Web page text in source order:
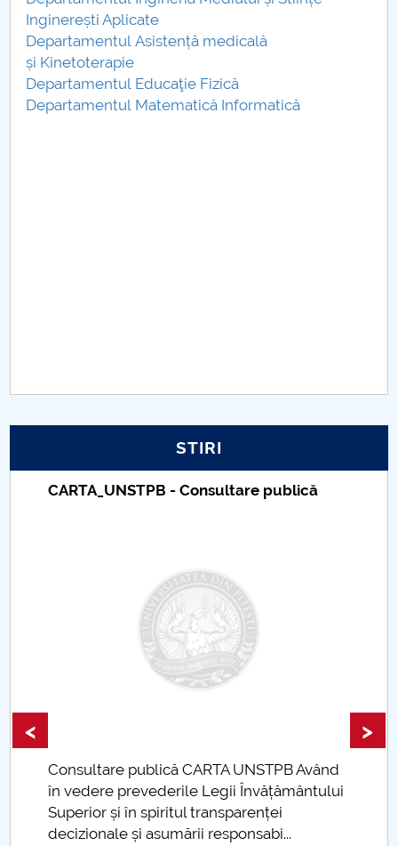
Nr. de telefon si adrese Facultăți
Admitere
Relații Internaționale
UNIVERSITATE pentru comunitate
IOSUD/CSUD-Doctorate
Comisie de etica unversitară
Evenimente CUP
Accesibilitate pentru studenții cu dizabilități
Raportul Conducerii Centrului Universitar Pitești
Inginerești Aplicate
Departamentul Asistență medicală
și Kinetoterapie
Departamentul Educaţie Fizică
Departamentul Matematică Informatică
STIRI
CARTA_UNSTPB - Consultare publică
Consultare publică CARTA UNSTPB Având
în vedere prevederile Legii Învățământului
Superior și în spiritul transparenței
decizionale și asumării responsabi...
< >